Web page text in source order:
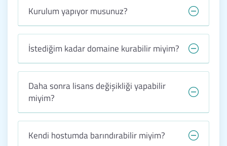
Kurulum yapıyor musunuz?
İstediğim kadar domaine kurabilir miyim?
Daha sonra lisans değişikliği yapabilir
miyim?
Kendi hostumda barındırabilir miyim?